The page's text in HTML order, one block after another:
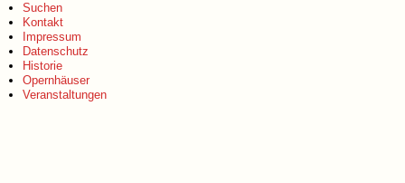
Suchen
Kontakt
Impressum
Datenschutz
Historie
Opernhäuser
Veranstaltungen